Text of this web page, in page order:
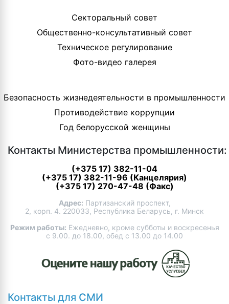
Секторальный совет
Общественно-консультативный совет
Техническое регулирование
Фото-видео галерея
Безопасность жизнедеятельности в промышленности
Противодействие коррупции
Год белорусской женщины
Контакты Министерства промышленности:
(+375 17) 382-11-04
(+375 17) 382-11-96 (Канцелярия)
(+375 17) 270-47-48 (Факс)
Адрес: Партизанский проспект,
2, корп. 4. 220033, Республика Беларусь, г. Минск
Режим работы: Ежедневно, кроме субботы и воскресенья
с 9.00. до 18.00, обед с 13.00 до 14.00
Контакты для СМИ